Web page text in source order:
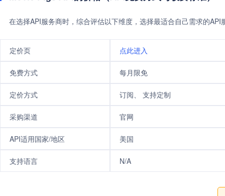
在选择API服务商时，综合评估以下维度，选择最适合自己需求的
定价页 点此进入
免费方式 每月限免
定价方式 订阅、 支持定制
采购渠道 官网
API适用国家/地区 美国
支持语言 N/A